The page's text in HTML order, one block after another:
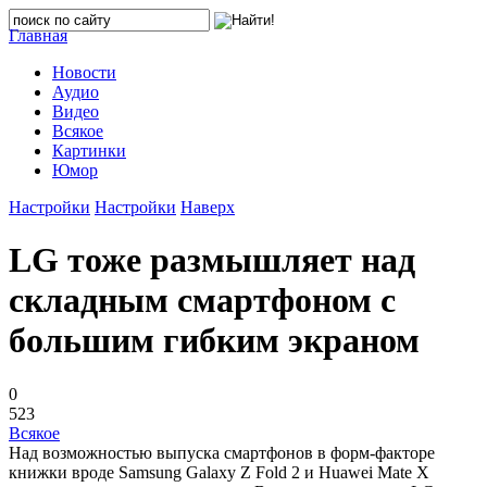
Главная
Новости
Аудио
Видео
Всякое
Картинки
Юмор
Настройки Настройки Наверх
LG тоже размышляет над
складным смартфоном с
большим гибким экраном
0
523
Всякое
Над возможностью выпуска смартфонов в форм-факторе
книжки вроде Samsung Galaxy Z Fold 2 и Huawei Mate X